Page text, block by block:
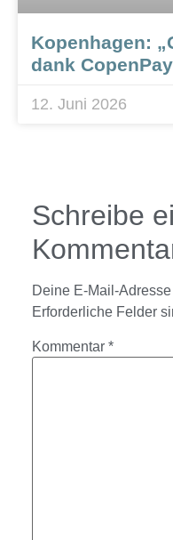
Kopenhagen:
dank CopenPay
12. Juni 2026
Schreibe
Deine E-Mail-
Erforderliche Felder
Kommentar *